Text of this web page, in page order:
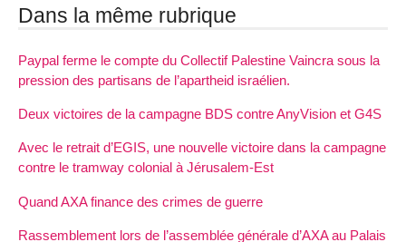
Dans la même rubrique
Paypal ferme le compte du Collectif Palestine Vaincra sous la
pression des partisans de l’apartheid israélien.
Deux victoires de la campagne BDS contre AnyVision et G4S
Avec le retrait d’EGIS, une nouvelle victoire dans la campagne
contre le tramway colonial à Jérusalem-Est
Quand AXA finance des crimes de guerre
Rassemblement lors de l’assemblée générale d’AXA au Palais